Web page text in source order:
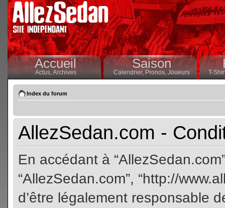
Accueil
Actus,Archives
Saison
Calendrier,Pronos, Joueurs T-
Index du forum
AllezSedan.com -
En accédant à
“AllezSedan.com”, “http://
d’être légalement responsable